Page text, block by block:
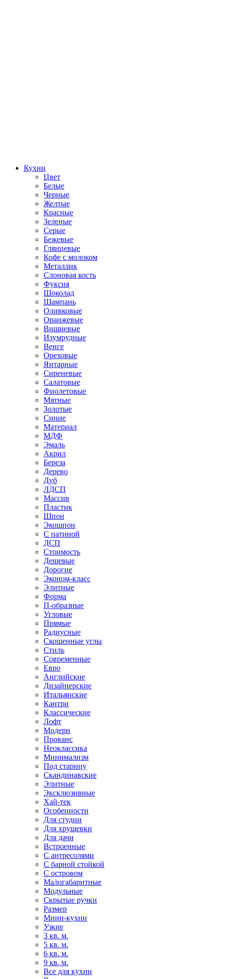
Кухни
Цвет
Белые
Черные
Желтые
Красные
Зеленые
Серые
Бежевые
Глянцевые
Кофе с молоком
Металлик
Слоновая кость
Фуксия
Шоколад
Шампань
Оливковые
Оранжевые
Вишневые
Изумрудные
Венге
Ореховые
Янтарные
Сиреневые
Салатовые
Фиолетовые
Мятные
Золотые
Синие
Материал
МДФ
Эмаль
Акрил
Береза
Дерево
Дуб
ЛДСП
Массив
Пластик
Шпон
Экошпон
С патиной
ДСП
Стоимость
Дешевые
Дорогие
Эконом-класс
Элитные
Форма
П-образные
Угловые
Прямые
Радиусные
Скошенные углы
Стиль
Современные
Евро
Английские
Дизайнерские
Итальянские
Кантри
Классические
Лофт
Модерн
Прованс
Неоклассика
Минимализм
Под старину
Скандинавские
Элитные
Эксклюзивные
Хай-тек
Особенности
Для студии
Для хрущевки
Для дачи
Встроенные
С антресолями
С барной стойкой
С островом
Малогабаритные
Модульные
Скрытые ручки
Размер
Мини-кухни
Узкие
3 кв. м.
5 кв. м.
6 кв. м.
9 кв. м.
Все для кухни